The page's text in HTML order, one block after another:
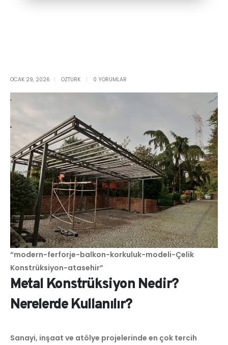
OCAK 29, 2026 OZTURK 0 YORUMLAR
“modern-ferforje-balkon-korkuluk-modeli-Çelik
Konstrüksiyon-atasehir”
Metal Konstrüksiyon Nedir?
Nerelerde Kullanılır?
Sanayi, inşaat ve atölye projelerinde en çok tercih